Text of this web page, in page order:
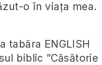
o în viața mea.
tabăra ENGLISH
biblic ”Căsătorie